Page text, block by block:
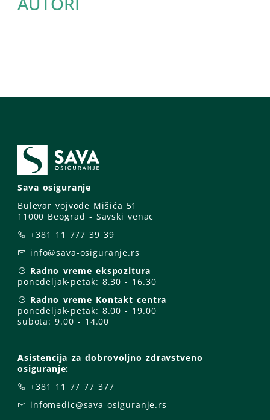
Sava osiguranje
Bulevar vojvode Mišića 51
11000 Beograd - Savski venac
+381 11 777 39 39
info@sava-osiguranje.rs
Radno vreme ekspozitura
ponedeljak-petak: 8.30 - 16.30
Radno vreme Kontakt centra
ponedeljak-petak: 8.00 - 19.00
subota: 9.00 - 14.00
Asistencija za dobrovoljno zdravstveno
osiguranje:
+381 11 77 77 377
infomedic@sava-osiguranje.rs